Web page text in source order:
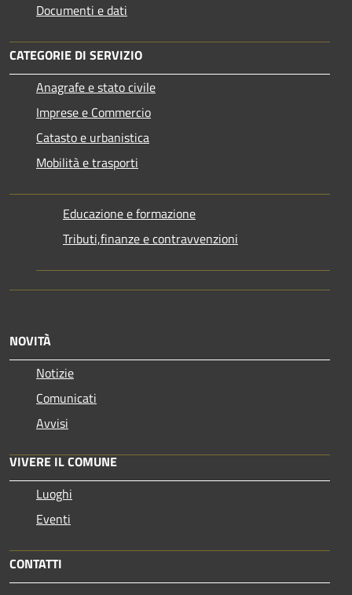
Documenti e dati
CATEGORIE DI SERVIZIO
Anagrafe e stato civile
Imprese e Commercio
Catasto e urbanistica
Mobilità e trasporti
Educazione e formazione
Tributi,finanze e contravvenzioni
NOVITÀ
Notizie
Comunicati
Avvisi
VIVERE IL COMUNE
Luoghi
Eventi
CONTATTI